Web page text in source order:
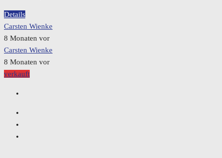
Details
Carsten Wienke
8 Monaten vor
Carsten Wienke
8 Monaten vor
verkauft